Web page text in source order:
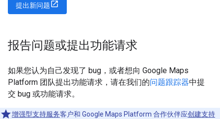
提出新问题
报告问题或提出功能请求
如果您认为自己发现了 bug，或者想向 Google Maps
Platform 团队提出功能请求，请在我们的问题跟踪器中提
交 bug 或功能请求。
增强型支持服务客户和 Google Maps Platform 合作伙伴应创建支持